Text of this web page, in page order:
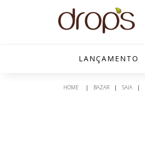
LANÇAMENTO
BAZAR SAIA